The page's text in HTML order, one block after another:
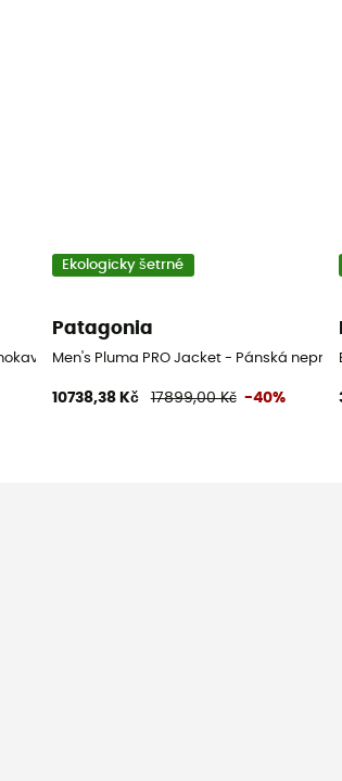
bunda
Ekologicky šetrné
Patagonia
Men's Pluma PRO Jacket - Pánská
10738,38 Kč 17899,00 Kč -40%